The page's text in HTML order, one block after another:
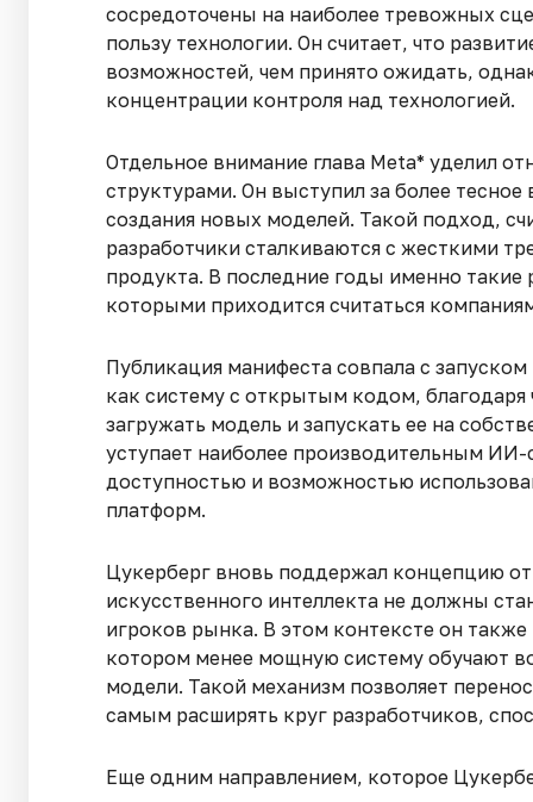
сосредоточены на наиболее тревожных
пользу технологии. Он считает, что
возможностей, чем принято ожидать,
концентрации контроля над технологией.
Отдельное внимание глава Meta* уделил
структурами. Он выступил за более
создания новых моделей. Такой подход,
разработчики сталкиваются с жесткими
продукта. В последние годы именно такие
которыми приходится считаться
Публикация манифеста совпала с
как систему с открытым кодом, благодаря
загружать модель и запускать ее на
уступает наиболее производительным
доступностью и возможностью
платформ.
Цукерберг вновь поддержал концепцию
искусственного интеллекта не должны
игроков рынка. В этом контексте он
котором менее мощную систему обучают
модели. Такой механизм позволяет
самым расширять круг разработчиков,
Еще одним направлением, которое